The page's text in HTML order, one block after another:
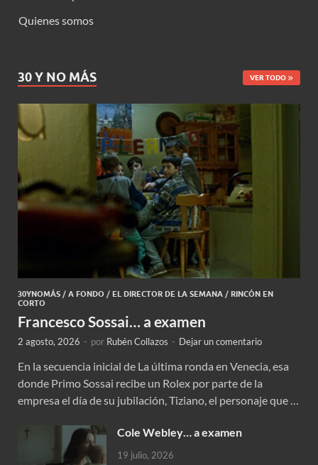
Quienes somos
30 Y NO MÁS VER TODO
30YNOMÁS / A FONDO / EL DIRECTOR DE LA SEMANA / RINCÓN EN
CORTO
Francesco Sossai… a examen
2 agosto, 2026 - por Rubén Collazos - Dejar un comentario
En la secuencia inicial de La última ronda en Venecia, esa
donde Primo Sossai recibe un Rolex por parte de la
empresa el día de su jubilación, Tiziano, el personaje que …
Cole Webley… a examen
19 julio, 2026